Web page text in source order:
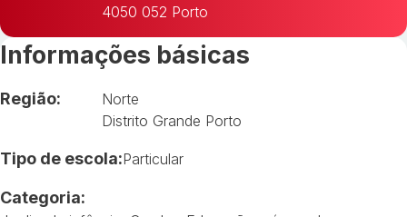
4050 052 Porto
Informações básicas
Região:
Norte
Distrito Grande Porto
Tipo de escola:Particular
Categoria: